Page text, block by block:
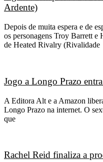
Ardente)
Depois de muita espera e de
os personagens Troy Barrett e
de Heated Rivalry (Rivalidade
Jogo a Longo Prazo
A Editora Alt e a Amazon
Longo Prazo na internet. O
que
Rachel Reid finaliza a